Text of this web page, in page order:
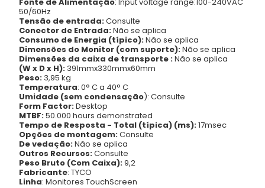
50/60Hz
Tensão de entrada:Consulte
Conector de Entrada:Não se aplica
Consumo de Energia (típico):Não se aplica
Dimensões do Monitor (com suporte):Não se aplica
Dimensões da caixa de transporte :Não se aplica
(W x D x H): 391mmx330mmx60mm
Peso: 3,95 kg
Temperatura: 0° C a 40° C
Umidade (sem condensação): Consulte
Form Factor:Desktop
MTBF:50.000 hours demonstrated
Tempo de Resposta - Total (típica) (ms):17msec
Opções de montagem:Consulte
De vedação:Não se aplica
Outros Recursos:Consulte
Peso Bruto (Com Caixa):9,2
Fabricante: TYCO
Linha: Monitores TouchScreen